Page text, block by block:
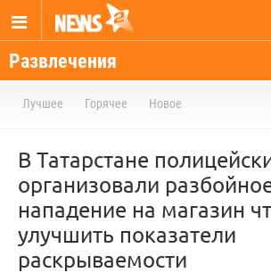
Развлечения
Лучшее Горячее Новое
В Татарстане
организовали
нападение на магазин
улучшить показатели
раскрываемости